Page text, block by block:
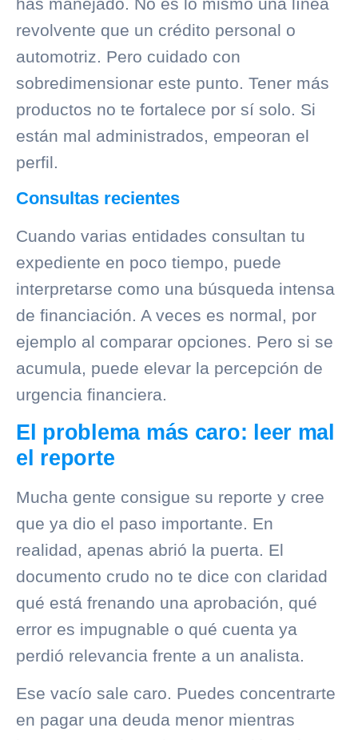
revolvente que un crédito personal o
automotriz. Pero cuidado con
sobredimensionar este punto. Tener más
productos no te fortalece por sí solo. Si
están mal administrados, empeoran el
perfil.
Consultas recientes
Cuando varias entidades consultan tu
expediente en poco tiempo, puede
interpretarse como una búsqueda intensa
de financiación. A veces es normal, por
ejemplo al comparar opciones. Pero si se
acumula, puede elevar la percepción de
urgencia financiera.
El problema más caro: leer mal
el reporte
Mucha gente consigue su reporte y cree
que ya dio el paso importante. En
realidad, apenas abrió la puerta. El
documento crudo no te dice con claridad
qué está frenando una aprobación, qué
error es impugnable o qué cuenta ya
perdió relevancia frente a un analista.
Ese vacío sale caro. Puedes concentrarte
en pagar una deuda menor mientras